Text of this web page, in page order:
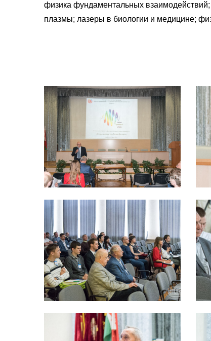
физика фундаментальных взаимодействий;
плазмы; лазеры в биологии и медицине;